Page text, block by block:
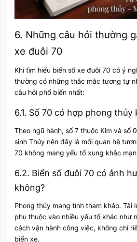
6. Những câu hỏi thường
xe đuôi 70
Khi tìm hiểu biển số xe đuôi 70 có ý
thường có những thắc mắc tương tự
câu hỏi phổ biến nhất:
6.1. Số 70 có hợp phong thủy
Theo ngũ hành, số 7 thuộc Kim và số
sinh Thủy nên đây là mối quan hệ
70 không mang yếu tố xung khắc
6.2. Biển số đuôi 70 có ảnh
không?
Phong thủy mang tính tham khảo. Tài
phụ thuộc vào nhiều yếu tố khác như
cách vận hành công việc, không chỉ
biển xe.